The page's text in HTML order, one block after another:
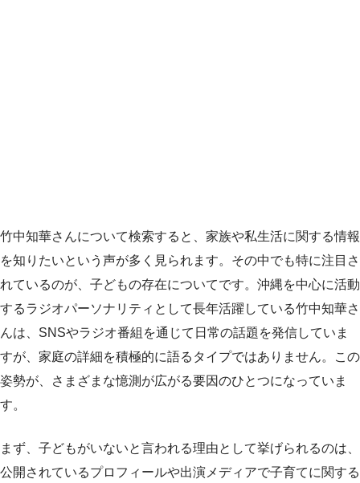
竹中知華さんについて検索すると、家族や私生活に関する情報
を知りたいという声が多く見られます。その中でも特に注目さ
れているのが、子どもの存在についてです。沖縄を中心に活動
するラジオパーソナリティとして長年活躍している竹中知華さ
んは、SNSやラジオ番組を通じて日常の話題を発信していま
すが、家庭の詳細を積極的に語るタイプではありません。この
姿勢が、さまざまな憶測が広がる要因のひとつになっていま
す。
まず、子どもがいないと言われる理由として挙げられるのは、
公開されているプロフィールや出演メディアで子育てに関する